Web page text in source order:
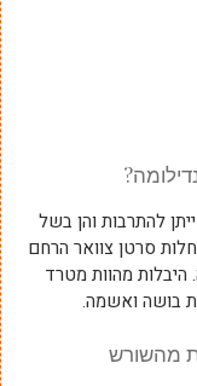
להתרבות והן בשל
הסיכון למחלות סרטן צוואר הרחם
היבלות מהוות מטרד
בושה ואשמה.
מהשורש